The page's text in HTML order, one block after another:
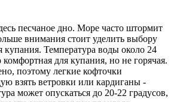
песчаное дно. Море часто штормит
внимания стоит уделить выбору
купания. Температура воды около 24
комфортная для купания, но не горячая.
поэтому легкие кофточки
взять ветровки или кардиганы -
может опускаться до 20-22 градусов,